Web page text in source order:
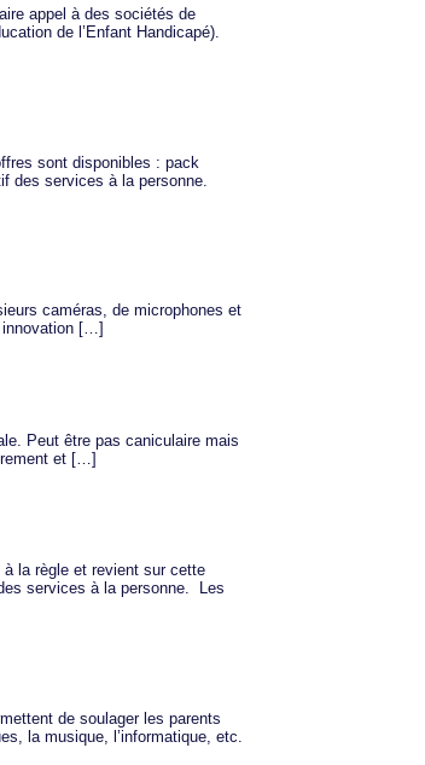
appel à des sociétés de
de l’Enfant Handicapé).
sont disponibles : pack
des services à la personne.
caméras, de microphones et
innovation […]
Peut être pas caniculaire mais
et […]
à la règle et revient sur cette
services à la personne. Les
de soulager les parents
la musique, l’informatique, etc.